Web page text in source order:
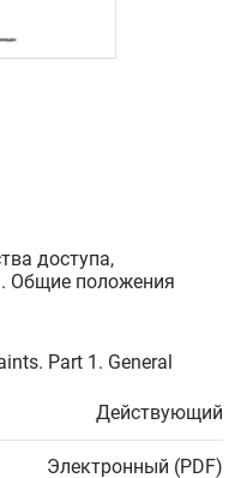
доступа,
Общие положения
Part 1. General
Действующий
Электронный (PDF)